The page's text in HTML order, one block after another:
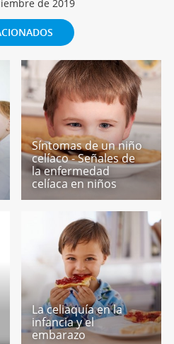
de 2019
Síntomas de un niño
celíaco - Señales de
la enfermedad
celíaca en niños
La celiaquía en la
infancia y el
embarazo